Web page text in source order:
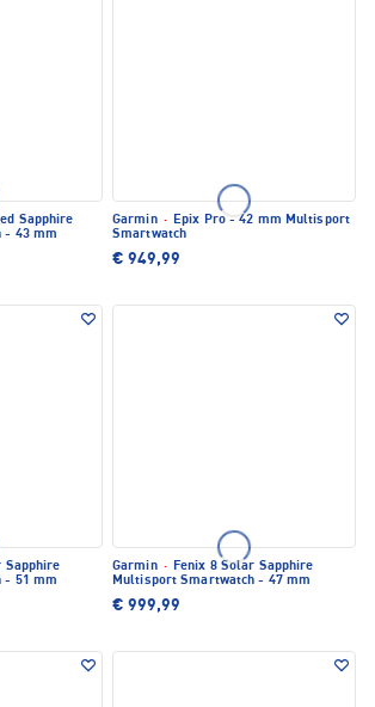
Sapphire
- 43 mm
Garmin · Epix Pro - 42 mm Multisport
Smartwatch
€ 949,99
Sapphire
- 51 mm
Garmin · Fenix 8 Solar Sapphire
Multisport Smartwatch - 47 mm
€ 999,99